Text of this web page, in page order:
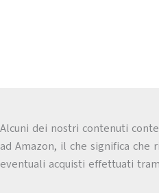
Alcuni dei nostri contenuti
ad Amazon, il che significa che
eventuali acquisti effettuati